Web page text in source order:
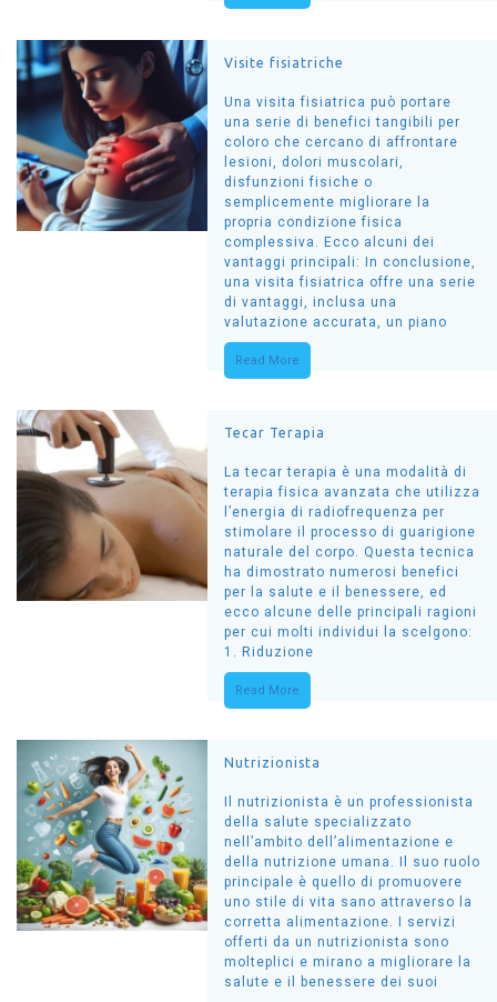
Visite fisiatriche
Una visita fisiatrica può portare
una serie di benefici tangibili per
coloro che cercano di affrontare
lesioni, dolori muscolari,
disfunzioni fisiche o
semplicemente migliorare la
propria condizione fisica
complessiva. Ecco alcuni dei
vantaggi principali: In conclusione,
una visita fisiatrica offre una serie
di vantaggi, inclusa una
valutazione accurata, un piano
Read More
Tecar Terapia
La tecar terapia è una modalità di
terapia fisica avanzata che utilizza
l’energia di radiofrequenza per
stimolare il processo di guarigione
naturale del corpo. Questa tecnica
ha dimostrato numerosi benefici
per la salute e il benessere, ed
ecco alcune delle principali ragioni
per cui molti individui la scelgono:
1. Riduzione
Read More
Nutrizionista
Il nutrizionista è un professionista
della salute specializzato
nell’ambito dell’alimentazione e
della nutrizione umana. Il suo ruolo
principale è quello di promuovere
uno stile di vita sano attraverso la
corretta alimentazione. I servizi
offerti da un nutrizionista sono
molteplici e mirano a migliorare la
salute e il benessere dei suoi